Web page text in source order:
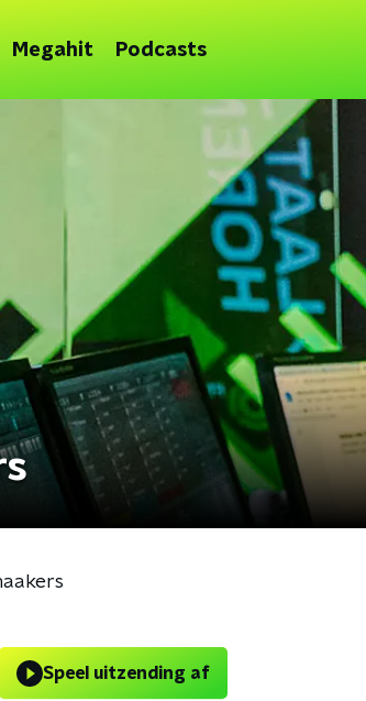
Megahit Podcasts
Speel uitzending af